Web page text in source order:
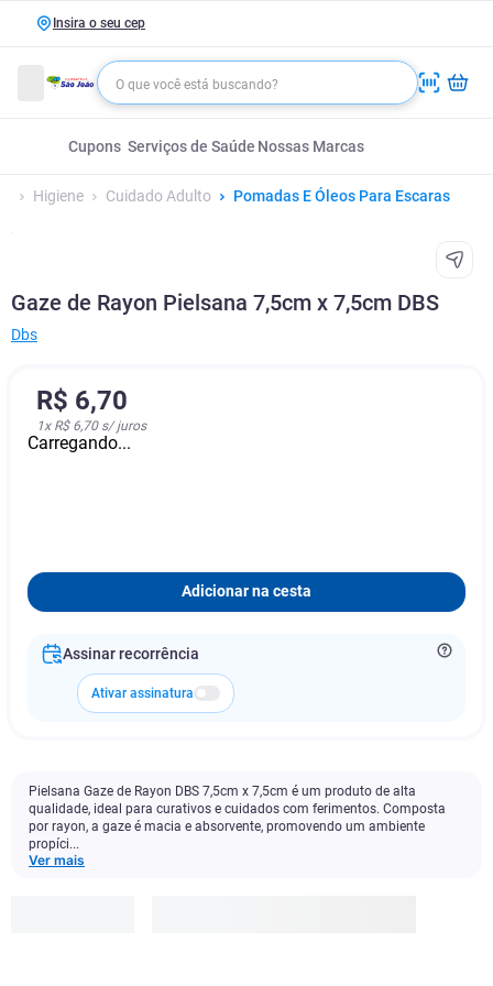
Insira o seu cep
Cupons Serviços de Saúde Nossas Marcas
Higiene Cuidado Adulto Pomadas E Óleos Para Escaras
Gaze de Rayon Pielsana 7,5cm x 7,5cm DBS
Dbs
R$ 6,70
1x R$ 6,70s/ juros
Carregando...
Adicionar na cesta
Assinar recorrência
Ativar assinatura
Pielsana Gaze de Rayon DBS 7,5cm x 7,5cm é um produto de alta
qualidade, ideal para curativos e cuidados com ferimentos. Composta
por rayon, a gaze é macia e absorvente, promovendo um ambiente
propíci...
Ver mais